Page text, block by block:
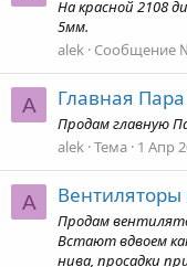
На красной 2108
5мм.
alek Сообщение
A Главная
Продам главную
alek Тема 1 Апр
A
Продам
Встают вдвоем
нива, просадки